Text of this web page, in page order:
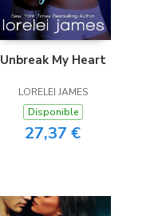
Unbreak My Heart
LORELEI JAMES
Disponible
27,37 €